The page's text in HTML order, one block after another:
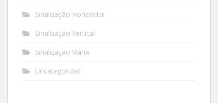
Sinalização Horizontal
Sinalização Vertical
Sinalização Viária
Uncategorized